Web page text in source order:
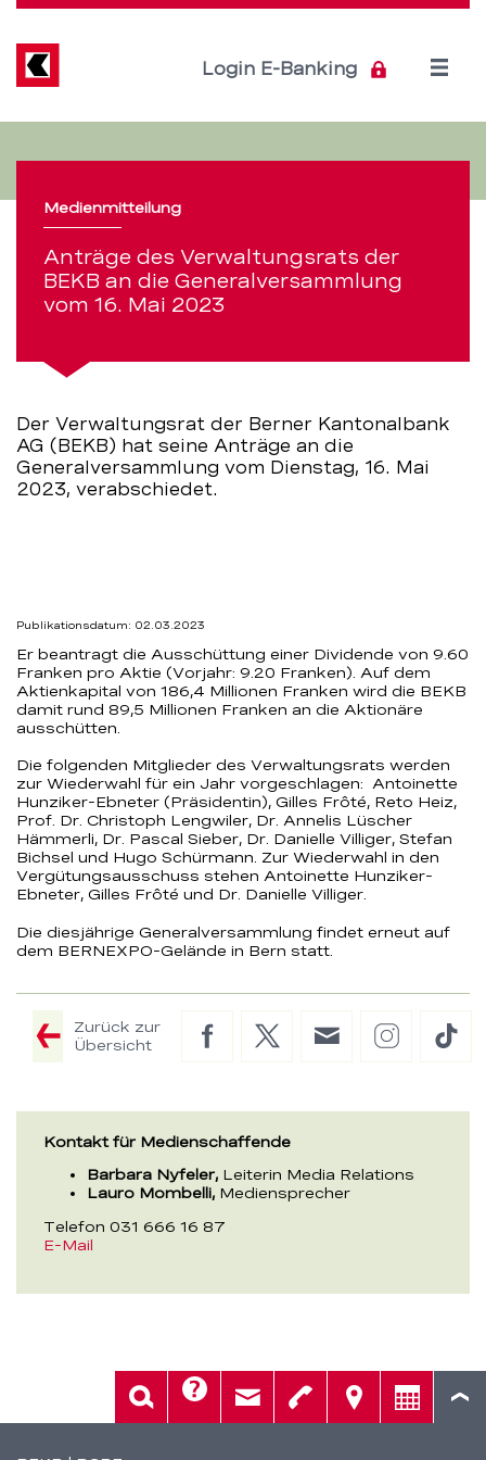
des
Verwaltungsrats
der
an
die
Mai
2023
–
BEKB
Direkt
Inhalt
Login E-Banking
Open
Medienmitteilung
Anträge des Verwaltungsrats der
BEKB an die Generalversammlung
vom 16. Mai 2023
Der Verwaltungsrat der Berner Kantonalbank
AG (BEKB) hat seine Anträge an die
Generalversammlung vom Dienstag, 16. Mai
2023, verabschiedet.
Kontakt für Medienschaffende
Barbara Nyfeler, Leiterin Media Relations
Lauro Mombelli, Mediensprecher
Telefon 031 666 16 87
E-Mail
Publikationsdatum: 02.03.2023
Er beantragt die Ausschüttung einer Dividende von 9.60
Franken pro Aktie (Vorjahr: 9.20 Franken). Auf dem
Aktienkapital von 186,4 Millionen Franken wird die BEKB
damit rund 89,5 Millionen Franken an die Aktionäre
ausschütten.
Die folgenden Mitglieder des Verwaltungsrats werden
zur Wiederwahl für ein Jahr vorgeschlagen: Antoinette
Hunziker-Ebneter (Präsidentin), Gilles Frôté, Reto Heiz,
Prof. Dr. Christoph Lengwiler, Dr. Annelis Lüscher
Hämmerli, Dr. Pascal Sieber, Dr. Danielle Villiger, Stefan
Bichsel und Hugo Schürmann. Zur Wiederwahl in den
Vergütungsausschuss stehen Antoinette Hunziker-
Ebneter, Gilles Frôté und Dr. Danielle Villiger.
Die diesjährige Generalversammlung findet erneut auf
dem BERNEXPO-Gelände in Bern statt.
Zurück zur
Übersicht
FacebookTwitter
E-
Instagram